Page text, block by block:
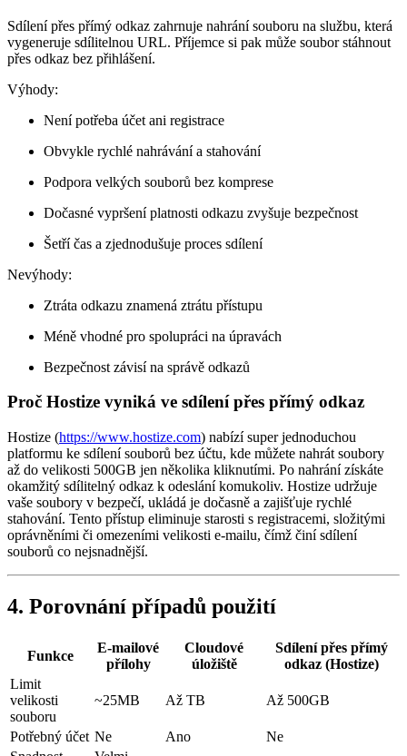
Sdílení přes přímý odkaz zahrnuje nahrání souboru na službu, která
vygeneruje sdílitelnou URL. Příjemce si pak může soubor stáhnout
přes odkaz bez přihlášení.
Výhody:
Není potřeba účet ani registrace
Obvykle rychlé nahrávání a stahování
Podpora velkých souborů bez komprese
Dočasné vypršení platnosti odkazu zvyšuje bezpečnost
Šetří čas a zjednodušuje proces sdílení
Nevýhody:
Ztráta odkazu znamená ztrátu přístupu
Méně vhodné pro spolupráci na úpravách
Bezpečnost závisí na správě odkazů
Proč Hostize vyniká ve sdílení přes přímý odkaz
Hostize (https://www.hostize.com) nabízí super jednoduchou
platformu ke sdílení souborů bez účtu, kde můžete nahrát soubory
až do velikosti 500GB jen několika kliknutími. Po nahrání získáte
okamžitý sdílitelný odkaz k odeslání komukoliv. Hostize udržuje
vaše soubory v bezpečí, ukládá je dočasně a zajišťuje rychlé
stahování. Tento přístup eliminuje starosti s registracemi, složitými
oprávněními či omezeními velikosti e-mailu, čímž činí sdílení
souborů co nejsnadnější.
4. Porovnání případů použití
Funkce
E-mailové
přílohy
Cloudové
úložiště
Sdílení přes přímý
odkaz (Hostize)
Limit
velikosti
souboru
~25MB Až TB Až 500GB
Potřebný účet Ne Ano
Ne